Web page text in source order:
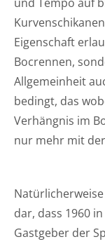
Eigenschaft
Bocrennen,
Allgemeinheit
bedingt, das
Verhängnis im
nur mehr mit
dar, dass 1960
Gastgeber der